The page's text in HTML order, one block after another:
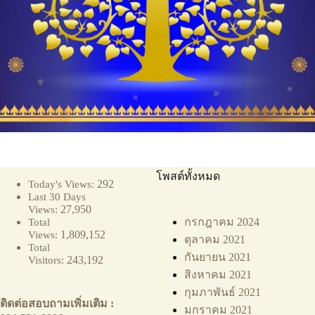
Today's Views: 292
Last 30 Days
Views: 27,950
Total
Views: 1,809,152
Total
Visitors: 243,192
ติดต่อสอบถามเพิ่มเติม :
โพสต์ทั้งหมด
กรกฎาคม 2024
ตุลาคม 2021
กันยายน 2021
สิงหาคม 2021
กุมภาพันธ์ 2021
มกราคม 2021